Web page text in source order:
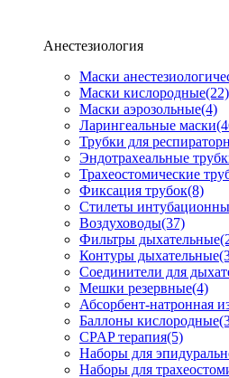
Анестезиология
Маски
Маски кислородные(22)
Маски аэрозольные(4)
Ларингеальные маски
Трубки для
Эндотрахеальные
Трахеостомические
Фиксация трубок(8)
Стилеты
Воздуховоды(37)
Фильтры дыхательные
Контуры дыхательные
Соединители для
Мешки резервные(4)
Абсорбент-натронная
Баллоны кислородные
CPAP терапия(5)
Наборы для
Наборы для